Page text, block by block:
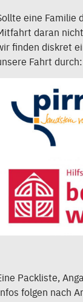
eine Familie
daran
finden diskret
Fahrt durch:
Packliste,
folgen nach